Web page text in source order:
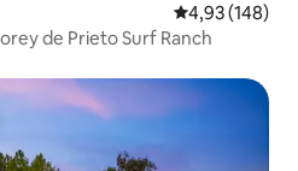
4,93 de uma
4,93 (148)
de Prieto Surf Ranch